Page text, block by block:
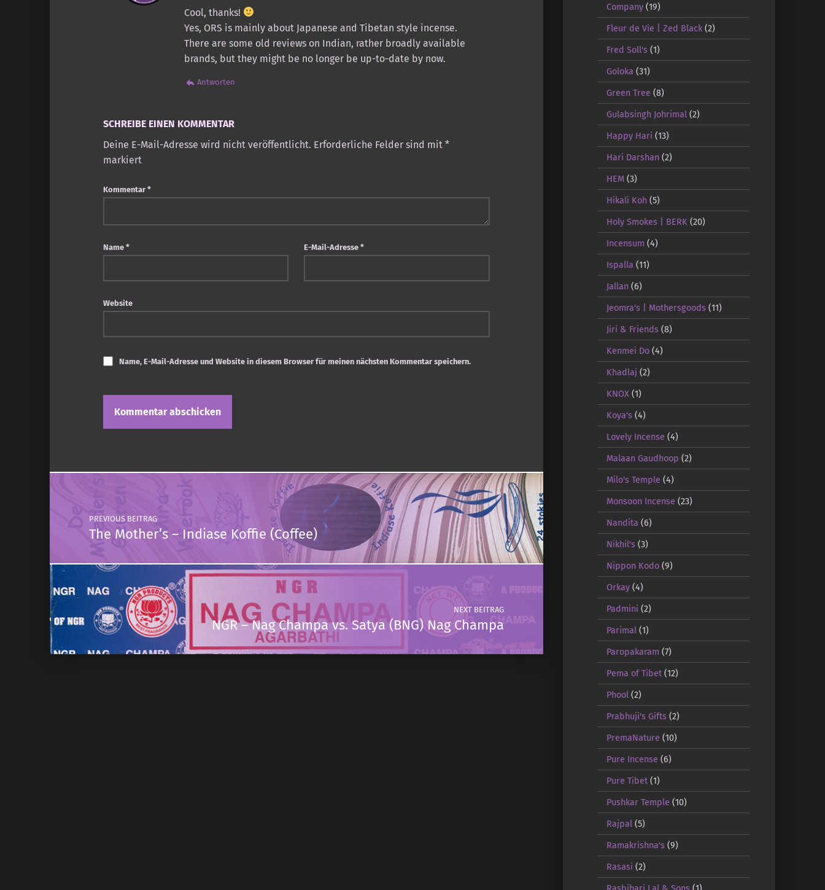
Cool, thanks!
Yes, ORS is mainly about Japanese and Tibetan style incense.
There are some old reviews on Indian, rather broadly available
brands, but they might be no longer be up-to-date by now.
Antworten
SCHREIBE EINEN KOMMENTAR
Deine E-Mail-Adresse wird nicht veröffentlicht. Erforderliche Felder sind mit *
markiert
Kommentar *
Name * E-Mail-Adresse*
Website
Name, E-Mail-Adresse und Website in diesem Browser für meinen nächsten Kommentar speichern.
Post navigation
PREVIOUS BEITRAG
The Mother’s – Indiase Koffie (Coffee)
NEXT BEITRAG
NGR – Nag Champa vs. Satya (BNG) Nag Champa
Company(19)
Fleur de Vie | Zed Black(2)
Fred Soll's(1)
Goloka (31)
Green Tree (8)
Gulabsingh Johrimal (2)
Happy Hari (13)
Hari Darshan(2)
HEM(3)
Hikali Koh(5)
Holy Smokes | BERK (20)
Incensum (4)
Ispalla (11)
Jallan(6)
Jeomra's | Mothersgoods(11)
Jiri & Friends(8)
Kenmei Do(4)
Khadlaj (2)
KNOX (1)
Koya's(4)
Lovely Incense (4)
Malaan Gaudhoop (2)
Milo's Temple (4)
Monsoon Incense (23)
Nandita (6)
Nikhil's(3)
Nippon Kodo(9)
Orkay(4)
Padmini (2)
Parimal (1)
Paropakaram (7)
Pema of Tibet(12)
Phool (2)
Prabhuji's Gifts(2)
PremaNature (10)
Pure Incense (6)
Pure Tibet(1)
Pushkar Temple (10)
Rajpal (5)
Ramakrishna's(9)
Rasasi (2)